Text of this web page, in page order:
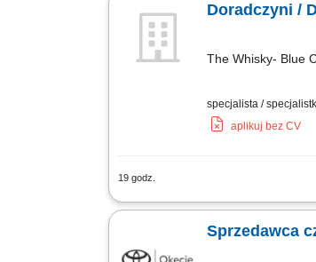
Doradczyni /
The Whisky- Blue
specjalista /
aplikuj bez CV
19 godz.
Zakres obowiązków:
Sprzedawca